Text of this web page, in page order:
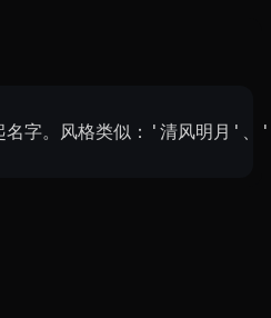
字。风格类似：'清风明月'